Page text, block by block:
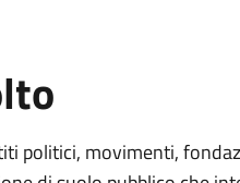
politici, movimenti,